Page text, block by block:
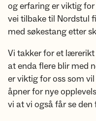
og erfaring er viktig
vei tilbake til Nordstul
med søkestang etter
Vi takker for et lærerikt
at enda flere blir med
er viktig for oss som
åpner for nye
vi at vi også får se